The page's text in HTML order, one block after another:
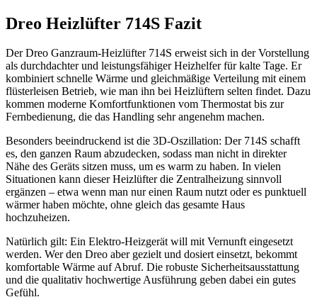
Dreo Heizlüfter 714S Fazit
Der Dreo Ganzraum-Heizlüfter 714S erweist sich in der Vorstellung
als durchdachter und leistungsfähiger Heizhelfer für kalte Tage. Er
kombiniert schnelle Wärme und gleichmäßige Verteilung mit einem
flüsterleisen Betrieb, wie man ihn bei Heizlüftern selten findet. Dazu
kommen moderne Komfortfunktionen vom Thermostat bis zur
Fernbedienung, die das Handling sehr angenehm machen.
Besonders beeindruckend ist die 3D-Oszillation: Der 714S schafft
es, den ganzen Raum abzudecken, sodass man nicht in direkter
Nähe des Geräts sitzen muss, um es warm zu haben. In vielen
Situationen kann dieser Heizlüfter die Zentralheizung sinnvoll
ergänzen – etwa wenn man nur einen Raum nutzt oder es punktuell
wärmer haben möchte, ohne gleich das gesamte Haus
hochzuheizen.
Natürlich gilt: Ein Elektro-Heizgerät will mit Vernunft eingesetzt
werden. Wer den Dreo aber gezielt und dosiert einsetzt, bekommt
komfortable Wärme auf Abruf. Die robuste Sicherheitsausstattung
und die qualitativ hochwertige Ausführung geben dabei ein gutes
Gefühl.